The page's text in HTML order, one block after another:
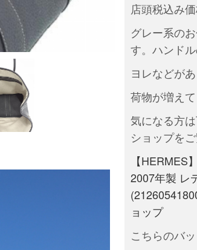
店頭税込み
グレー系の
す。ハンド
ヨレなどが
荷物が増え
気になる方
ショップを
【
2007年製 レ
ョップ
こちらのバ